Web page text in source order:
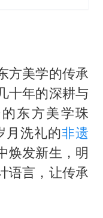
方美学的传承
十年的深耕与
东方美学珠
月洗礼的非遗
焕发新生，明
语言，让传承